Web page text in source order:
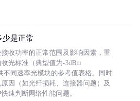
是正常
收功率的正常范围及影响因素，重
光标准（典型值为-3dBm
不同速率光模块的参考值表格。同时
因（如光纤损耗、连接器问题）及
速判断网络性能问题。